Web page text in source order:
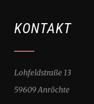
KONTAKT
Lohfeldstraße 13
59609 Anröchte